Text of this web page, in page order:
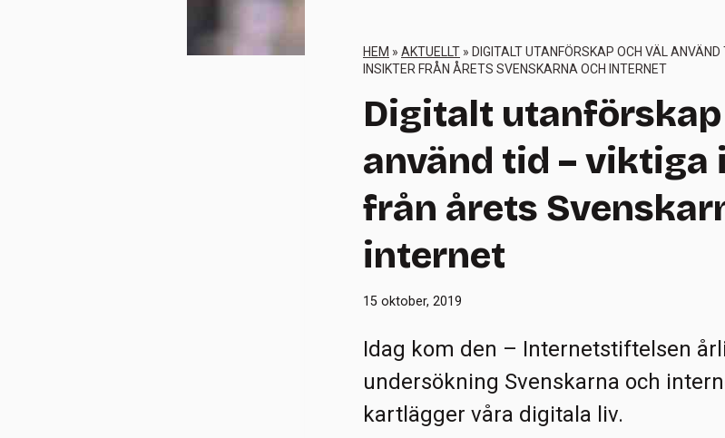
HEM » AKTUELLT » DIGITALT UTANFÖRSKAP OCH VÄL ANVÄND
INSIKTER FRÅN ÅRETS SVENSKARNA OCH INTERNET
Digitalt utanförskap
använd tid – viktiga
från årets
internet
15 oktober, 2019
Idag kom den – Internetstiftelsen
undersökning Svenskarna och
kartlägger våra digitala liv.